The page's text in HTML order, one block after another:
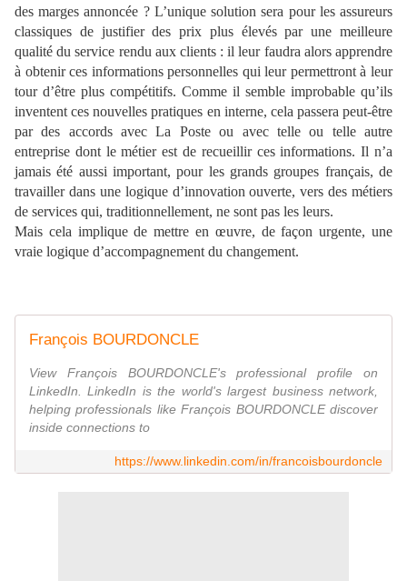
des marges annoncée ? L’unique solution sera pour les assureurs
classiques de justifier des prix plus élevés par une meilleure
qualité du service rendu aux clients : il leur faudra alors apprendre
à obtenir ces informations personnelles qui leur permettront à leur
tour d’être plus compétitifs. Comme il semble improbable qu’ils
inventent ces nouvelles pratiques en interne, cela passera peut-être
par des accords avec La Poste ou avec telle ou telle autre
entreprise dont le métier est de recueillir ces informations. Il n’a
jamais été aussi important, pour les grands groupes français, de
travailler dans une logique d’innovation ouverte, vers des métiers
de services qui, traditionnellement, ne sont pas les leurs.
Mais cela implique de mettre en œuvre, de façon urgente, une
vraie logique d’accompagnement du changement.
François BOURDONCLE
View François BOURDONCLE's professional profile on
LinkedIn. LinkedIn is the world's largest business network,
helping professionals like François BOURDONCLE discover
inside connections to
https://www.linkedin.com/in/francoisbourdoncle